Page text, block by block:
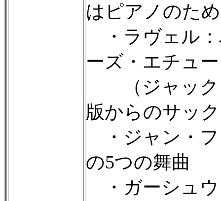
はピアノのた
・ラヴェル：
ーズ・エチュ
（ジャック
版からのサッ
・ジャン・フ
の5つの舞曲
・ガーシュウ